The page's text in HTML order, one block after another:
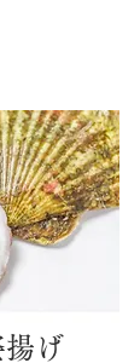
揚げ